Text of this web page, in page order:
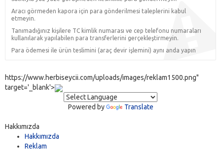
Aracı görmeden kapora için para gönderilmesi taleplerini kabul
etmeyin.
Tanımadığınız kişilere TC kimlik numarası ve cep telefonu numaraları
kullanılarak yapılabilen para transferlerini gerçekleştirmeyin.
Para ödemesi ile ürün teslimini (araç devir işlemini) aynı anda yapın
https://www.herbiseycii.com/uploads/images/reklam1500.png"
target='_blank'>
Powered by Translate
Hakkımızda
Hakkımızda
Reklam